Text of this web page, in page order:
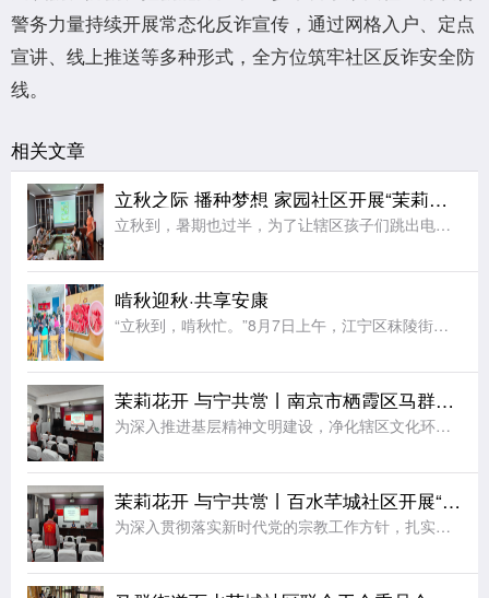
警务力量持续开展常态化反诈宣传，通过网格入户、定点
宣讲、线上推送等多种形式，全方位筑牢社区反诈安全防
线。
相关文章
立秋之际 播种梦想 家园社区开展“茉莉花开”七彩夏日节气亲子活动
立秋到，暑期也过半，为了让辖区孩子们跳出电子屏幕、沉浸式感受传统节气文化的独特魅力，同时绷紧暑期安全防护弦，在亲子协作中收获充实又安心的暑期记忆，近日，江宁区秣陵街道家园社区在三楼活动空间顺利开展“立
啃秋迎秋·共享安康
“立秋到，啃秋忙。”8月7日上午，江宁区秣陵街道火炬村开展了“啃秋迎秋·共享安康”为主题的立秋敬老活动。活动室里瓜香四溢、笑声阵阵。桌上摆满了红瓤西瓜，老人围坐一堂，一边品尝着清甜的“啃秋”瓜，一边聊
茉莉花开 与宁共赏丨南京市栖霞区马群街道百水芊城社区开展“扫黄打非树新风 全民阅读沐书香”全民阅读活动
为深入推进基层精神文明建设，净化辖区文化环境，培育全民阅读新风尚，筑牢社区思想文化安全防线，8月6日，栖霞区马群街道百水芊城社区党委依托社区新时代文明实践站组织全体社区工作人员，开展“扫黄打非树新风
茉莉花开 与宁共赏丨百水芊城社区开展“依法规范宗教工作 携手共建和谐家园”宣传活动
为深入贯彻落实新时代党的宗教工作方针，扎实推进宗教工作法治化、规范化建设，切实筑牢基层治理安全防线，营造文明和谐、团结稳定的社区氛围，8月6日，栖霞区马群街道百水芊城社区党委依托社区新时代文明实践站精